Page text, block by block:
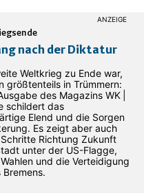
nach der Diktatur
Weltkrieg zu Ende war,
größtenteils in Trümmern:
des ­Magazins WK |
schildert das
Elend und die Sorgen
Es zeigt aber auch
Richtung Zukunft
unter der US-Flagge,
und die Verteidigung